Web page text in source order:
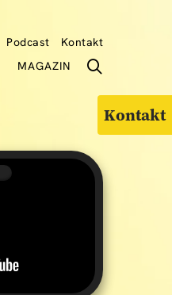
Podcast
Kontakt
MAGAZIN
Kontakt